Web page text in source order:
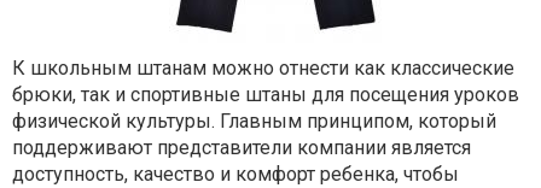
К школьным штанам можно отнести как классические
брюки, так и спортивные штаны для посещения уроков
физической культуры. Главным принципом, который
поддерживают представители компании является
доступность, качество и комфорт ребенка, чтобы